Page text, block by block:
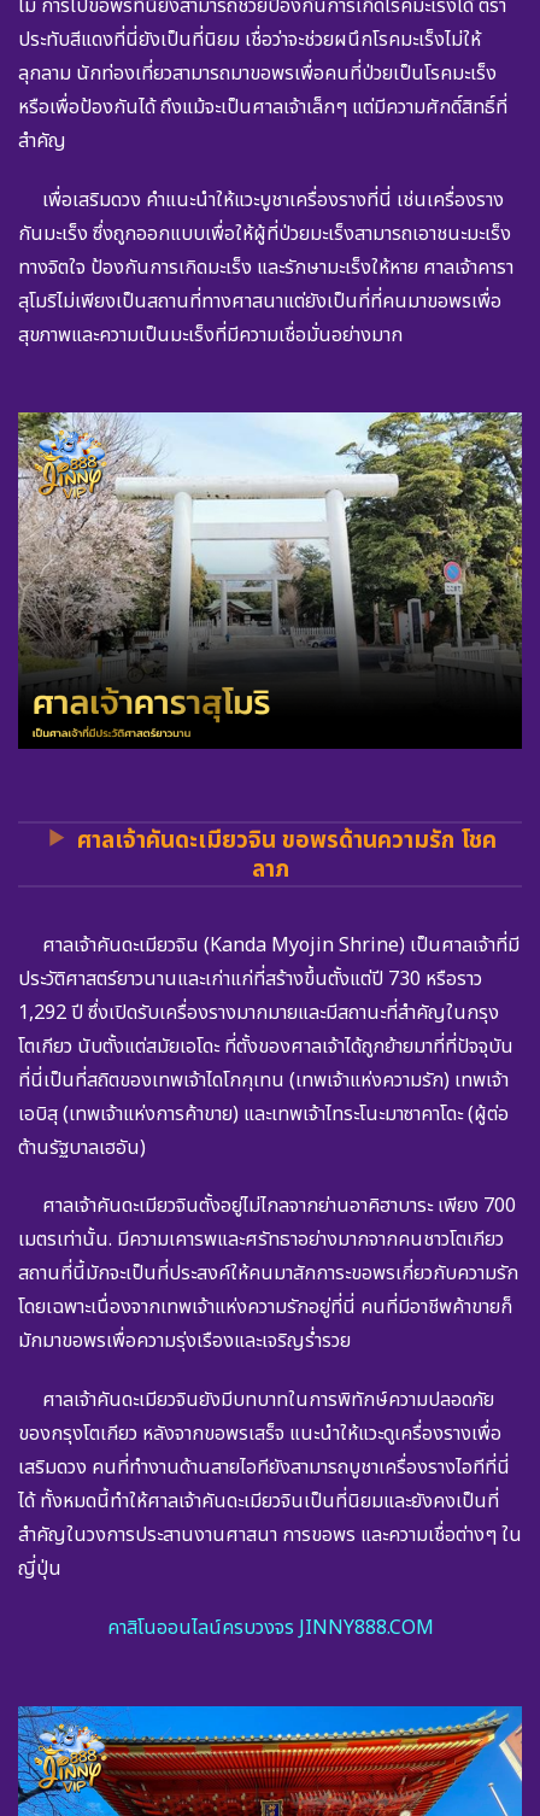
ประทับสีแดงที่นี่ยังเป็นที่นิยม เชื่อว่าจะช่วยผนึกโรคมะเร็งไม่ให้
ลุกลาม นักท่องเที่ยวสามารถมาขอพรเพื่อคนที่ป่วยเป็นโรคมะเร็ง
หรือเพื่อป้องกันได้ ถึงแม้จะเป็นศาลเจ้าเล็กๆ แต่มีความศักดิ์สิทธิ์ที่
สำคัญ
เพื่อเสริมดวง คำแนะนำให้แวะบูชาเครื่องรางที่นี่ เช่นเครื่องราง
กันมะเร็ง ซึ่งถูกออกแบบเพื่อให้ผู้ที่ป่วยมะเร็งสามารถเอาชนะมะเร็ง
ทางจิตใจ ป้องกันการเกิดมะเร็ง และรักษามะเร็งให้หาย ศาลเจ้าคารา
สุโมริไม่เพียงเป็นสถานที่ทางศาสนาแต่ยังเป็นที่ที่คนมาขอพรเพื่อ
สุขภาพและความเป็นมะเร็งที่มีความเชื่อมั่นอย่างมาก
ศาลเจ้าคันดะเมียวจิน ขอพรด้านความรัก โชค
ลาภ
ศาลเจ้าคันดะเมียวจิน (Kanda Myojin Shrine) เป็นศาลเจ้าที่มี
ประวัติศาสตร์ยาวนานและเก่าแก่ที่สร้างขึ้นตั้งแต่ปี 730 หรือราว
1,292 ปี ซึ่งเปิดรับเครื่องรางมากมายและมีสถานะที่สำคัญในกรุง
โตเกียว นับตั้งแต่สมัยเอโดะ ที่ตั้งของศาลเจ้าได้ถูกย้ายมาที่ที่ปัจจุบัน
ที่นี่เป็นที่สถิตของเทพเจ้าไดโกกุเทน (เทพเจ้าแห่งความรัก) เทพเจ้า
เอบิสุ (เทพเจ้าแห่งการค้าขาย) และเทพเจ้าไทระโนะมาซาคาโดะ (ผู้ต่อ
ต้านรัฐบาลเฮอัน)
ศาลเจ้าคันดะเมียวจินตั้งอยู่ไม่ไกลจากย่านอาคิฮาบาระ เพียง 700
เมตรเท่านั้น. มีความเคารพและศรัทธาอย่างมากจากคนชาวโตเกียว
สถานที่นี้มักจะเป็นที่ประสงค์ให้คนมาสักการะขอพรเกี่ยวกับความรัก
โดยเฉพาะเนื่องจากเทพเจ้าแห่งความรักอยู่ที่นี่ คนที่มีอาชีพค้าขายก็
มักมาขอพรเพื่อความรุ่งเรืองและเจริญร่ำรวย
ศาลเจ้าคันดะเมียวจินยังมีบทบาทในการพิทักษ์ความปลอดภัย
ของกรุงโตเกียว หลังจากขอพรเสร็จ แนะนำให้แวะดูเครื่องรางเพื่อ
เสริมดวง คนที่ทำงานด้านสายไอทียังสามารถบูชาเครื่องรางไอทีที่นี่
ได้ ทั้งหมดนี้ทำให้ศาลเจ้าคันดะเมียวจินเป็นที่นิยมและยังคงเป็นที่
สำคัญในวงการประสานงานศาสนา การขอพร และความเชื่อต่างๆ ใน
ญี่ปุ่น
คาสิโนออนไลน์ครบวงจร JINNY888.COM